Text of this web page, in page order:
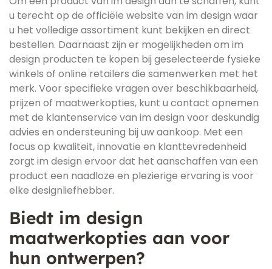
u terecht op de officiële website van im design waar
u het volledige assortiment kunt bekijken en direct
bestellen. Daarnaast zijn er mogelijkheden om im
design producten te kopen bij geselecteerde fysieke
winkels of online retailers die samenwerken met het
merk. Voor specifieke vragen over beschikbaarheid,
prijzen of maatwerkopties, kunt u contact opnemen
met de klantenservice van im design voor deskundig
advies en ondersteuning bij uw aankoop. Met een
focus op kwaliteit, innovatie en klanttevredenheid
zorgt im design ervoor dat het aanschaffen van een
product een naadloze en plezierige ervaring is voor
elke designliefhebber.
Biedt im design
maatwerkopties aan voor
hun ontwerpen?